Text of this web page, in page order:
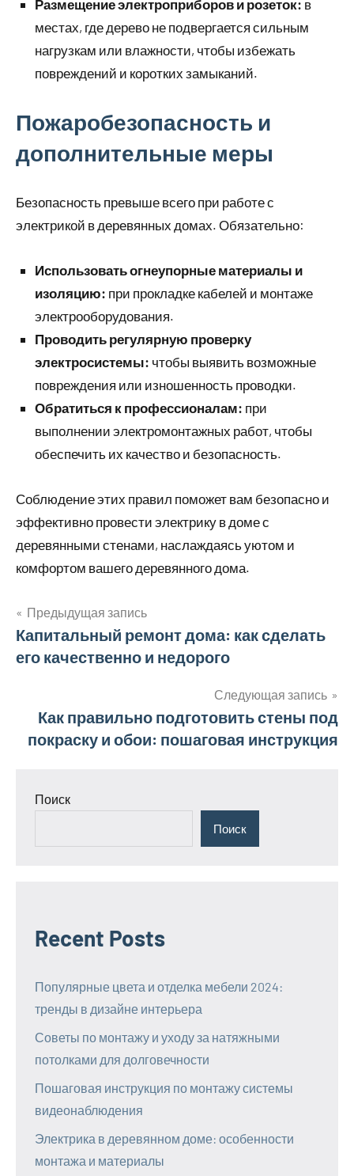
Размещение электроприборов и розеток: в
местах, где дерево не подвергается сильным
нагрузкам или влажности, чтобы избежать
повреждений и коротких замыканий.
Пожаробезопасность и
дополнительные меры
Безопасность превыше всего при работе с
электрикой в деревянных домах. Обязательно:
Использовать огнеупорные материалы и
изоляцию: при прокладке кабелей и монтаже
электрооборудования.
Проводить регулярную проверку
электросистемы: чтобы выявить возможные
повреждения или изношенность проводки.
Обратиться к профессионалам: при
выполнении электромонтажных работ, чтобы
обеспечить их качество и безопасность.
Соблюдение этих правил поможет вам безопасно и
эффективно провести электрику в доме с
деревянными стенами, наслаждаясь уютом и
комфортом вашего деревянного дома.
Навигация
по
Предыдущая запись
Капитальный ремонт дома: как сделать
его качественно и недорого
Следующая запись
Как правильно подготовить стены под
покраску и обои: пошаговая инструкция
Поиск
Поиск
Recent Posts
Популярные цвета и отделка мебели 2024:
тренды в дизайне интерьера
Советы по монтажу и уходу за натяжными
потолками для долговечности
Пошаговая инструкция по монтажу системы
видеонаблюдения
Электрика в деревянном доме: особенности
монтажа и материалы